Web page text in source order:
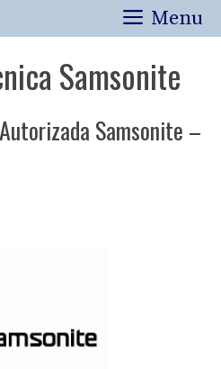
Menu
Samsonite
Samsonite –